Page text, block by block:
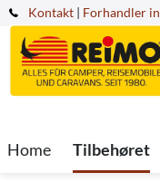
Kontakt | Forhandler
Home Tilbehøret